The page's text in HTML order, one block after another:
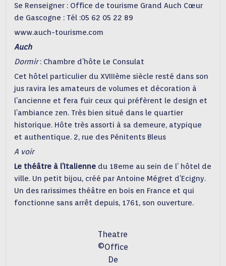
©Office de Tourisme Grand
Auch Coeur de Gascogne
De Gascogne
Se Renseigner : Office de tourisme Grand Auch Cœur
de Gascogne : Tél :05 62 05 22 89
www.auch-tourisme.com
Auch
Dormir: Chambre d’hôte Le Consulat
Cet hôtel particulier du XVIIIème siècle resté dans son
jus ravira les amateurs de volumes et décoration à
l’ancienne et fera fuir ceux qui préfèrent le design et
l’ambiance zen. Très bien situé dans le quartier
historique. Hôte très assorti à sa demeure, atypique
et authentique. 2, rue des Pénitents Bleus
A voir
Le théâtre à l’Italienne du 18eme au sein de l’ hôtel de
ville. Un petit bijou, créé par Antoine Mégret d’Ecigny.
Un des rarissimes théâtre en bois en France et qui
fonctionne sans arrêt depuis, 1761, son ouverture.
Theatre
©Office
De